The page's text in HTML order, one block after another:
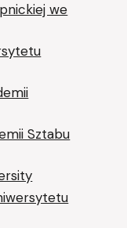
we
Sztabu